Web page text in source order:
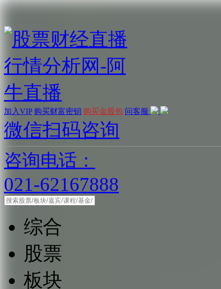
加入VIP 购买财富密钥 购买金股包 问客服
微信扫码咨询
咨询电话：
021-62167888
综合
股票
板块